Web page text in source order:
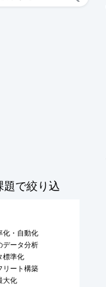
題で絞り込
化・自動化
データ分析
標準化
リート構築
大化